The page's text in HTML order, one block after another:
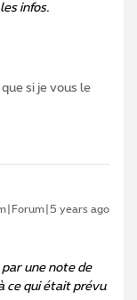
infos.
si je vous le
years ago
une note de
ce qui était prévu